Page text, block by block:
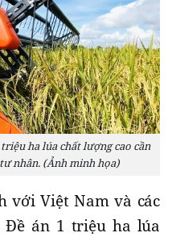
ha lúa chất lượng cao cần
nhân. (Ảnh minh họa)
với Việt Nam và các
án 1 triệu ha lúa